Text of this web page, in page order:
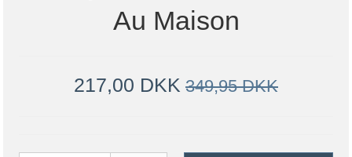
Au Maison
217,00 DKK 349,95 DKK